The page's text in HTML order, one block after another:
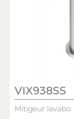
VIX938SS
Mitigeur lavabo